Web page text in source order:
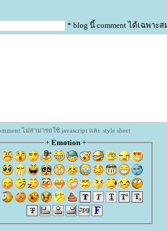
* blog นี้ comment ได้เฉพาะ
ไม่สามารถใช้ javascript และ style sheet
+ Emotion+